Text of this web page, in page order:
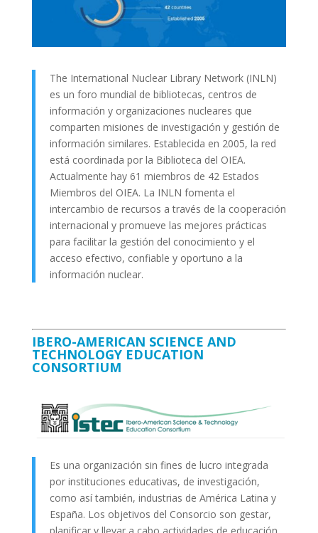
The International Nuclear Library Network (INLN)
es un foro mundial de bibliotecas, centros de
información y organizaciones nucleares que
comparten misiones de investigación y gestión de
información similares. Establecida en 2005, la red
está coordinada por la Biblioteca del OIEA.
Actualmente hay 61 miembros de 42 Estados
Miembros del OIEA. La INLN fomenta el
intercambio de recursos a través de la cooperación
internacional y promueve las mejores prácticas
para facilitar la gestión del conocimiento y el
acceso efectivo, confiable y oportuno a la
información nuclear.
IBERO-AMERICAN SCIENCE AND
TECHNOLOGY EDUCATION
CONSORTIUM
Es una organización sin fines de lucro integrada
por instituciones educativas, de investigación,
como así también, industrias de América Latina y
España. Los objetivos del Consorcio son gestar,